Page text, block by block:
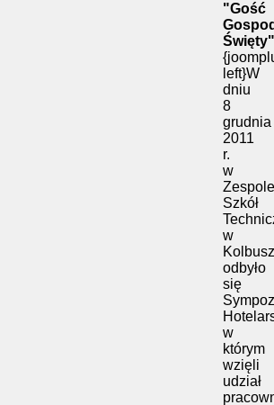
"Gość
Święty"
left}W
dniu
8
grudnia
2011
r.
w
Zespole
Szkół
w
odbyło
się
w
którym
wzięli
udział